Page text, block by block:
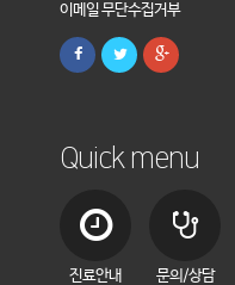
이메일 무단수집거부
Quick menu
진료안내 문의/상담